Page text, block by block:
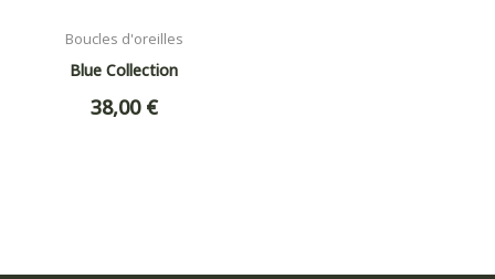
Boucles d'oreilles
Blue Collection
38,00 €